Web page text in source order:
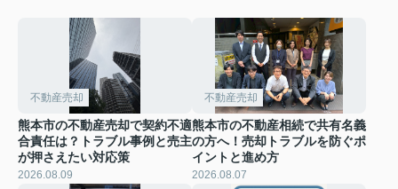
不動産売却
熊本市の不動産売却で契約不適
合責任は？トラブル事例と売主
が押さえたい対応策
2026.08.09
不動産売却
熊本市の不動産相続で共有名義
の方へ！売却トラブルを防ぐポ
イントと進め方
2026.08.07